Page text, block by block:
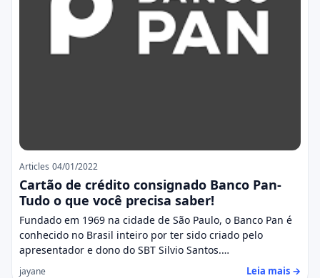
Articles 04/01/2022
Cartão de crédito consignado Banco Pan-
Tudo o que você precisa saber!
Fundado em 1969 na cidade de São Paulo, o Banco Pan é
conhecido no Brasil inteiro por ter sido criado pelo
apresentador e dono do SBT Silvio Santos.…
jayane Leia mais →